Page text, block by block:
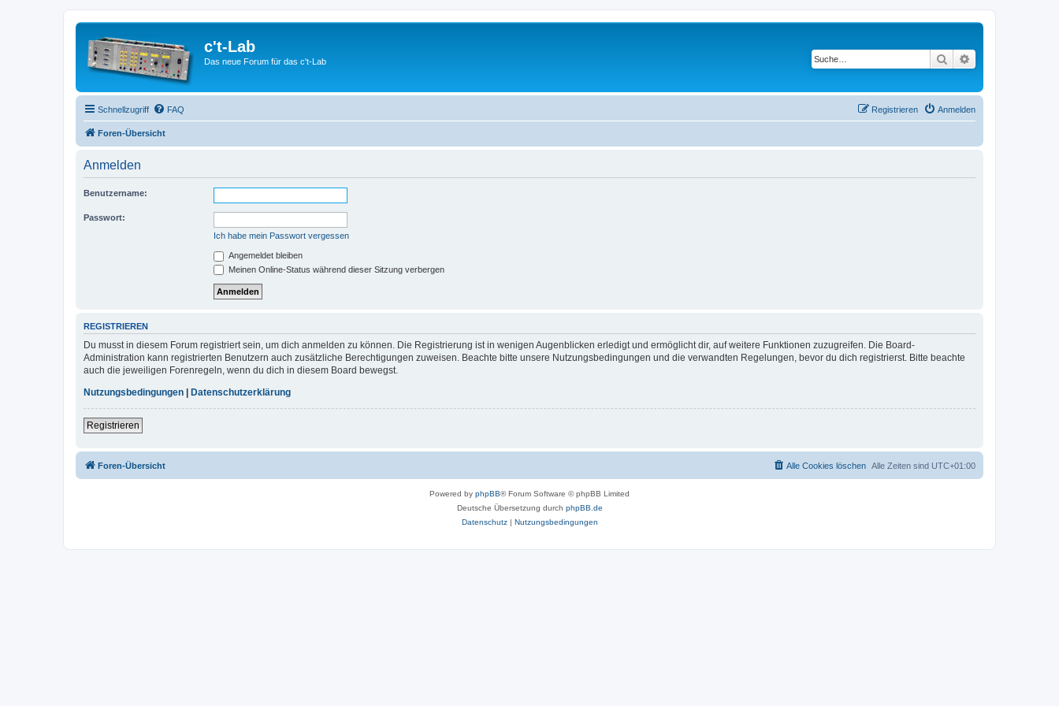
c't-Lab
Das neue Forum für das c't-Lab Suche
Schnellzugriff FAQ Anmelden
Registrieren
Foren-Übersicht
Anmelden
Benutzername:
Passwort:
Ich habe mein Passwort vergessen
Angemeldet bleiben
Meinen Online-Status während dieser Sitzung verbergen
REGISTRIEREN
Du musst in diesem Forum registriert sein, um dich anmelden zu können. Die Registrierung ist in wenigen Augenblicken erledigt und ermöglicht dir, auf weitere Funktionen zuzugreifen. Die Board-
Administration kann registrierten Benutzern auch zusätzliche Berechtigungen zuweisen. Beachte bitte unsere Nutzungsbedingungen und die verwandten Regelungen, bevor du dich registrierst. Bitte beachte
auch die jeweiligen Forenregeln, wenn du dich in diesem Board bewegst.
Nutzungsbedingungen | Datenschutzerklärung
Registrieren
Foren-Übersicht Alle Zeiten sind UTC+01:00
Alle Cookies löschen
Powered by phpBB® Forum Software © phpBB Limited
Deutsche Übersetzung durch phpBB.de
Datenschutz| Nutzungsbedingungen